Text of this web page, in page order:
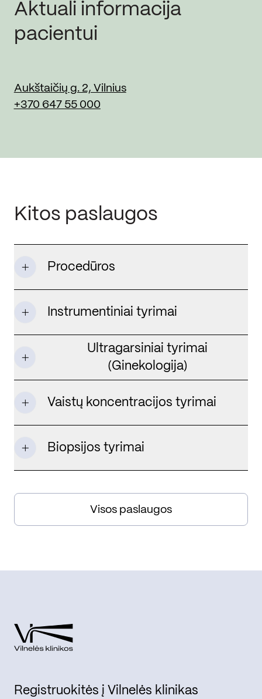
Aktuali informacija
pacientui
Aukštaičių g. 2, Vilnius
+370 647 55 000
Kitos paslaugos
Procedūros
Instrumentiniai tyrimai
Ultragarsiniai tyrimai
(Ginekologija)
Vaistų koncentracijos tyrimai
Biopsijos tyrimai
Visos paslaugos
Registruokitės į Vilnelės klinikas